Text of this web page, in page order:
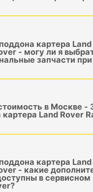
картера
- могу ли я
запчасти
в Москве -
Land Rover
картера
- какие
в сервисном